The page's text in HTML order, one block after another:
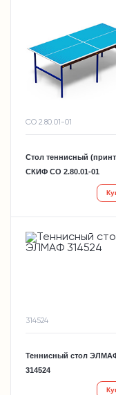
СО 2.80.01-01
Стол теннисный (принт)
СКИФ СО 2.80.01-01
314524
Теннисный стол
314524